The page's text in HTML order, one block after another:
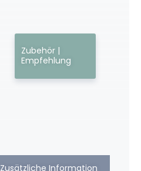
Zubehör |
Empfehlung
Zusätzliche Information